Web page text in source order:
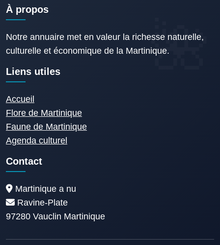
À propos
Notre annuaire met en valeur la richesse naturelle,
culturelle et économique de la Martinique.
Liens utiles
Accueil
Flore de Martinique
Faune de Martinique
Agenda culturel
Contact
Martinique a nu
Ravine-Plate
97280 Vauclin Martinique